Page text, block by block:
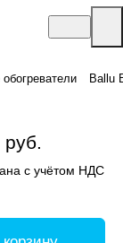
Ballu
с учётом НДС